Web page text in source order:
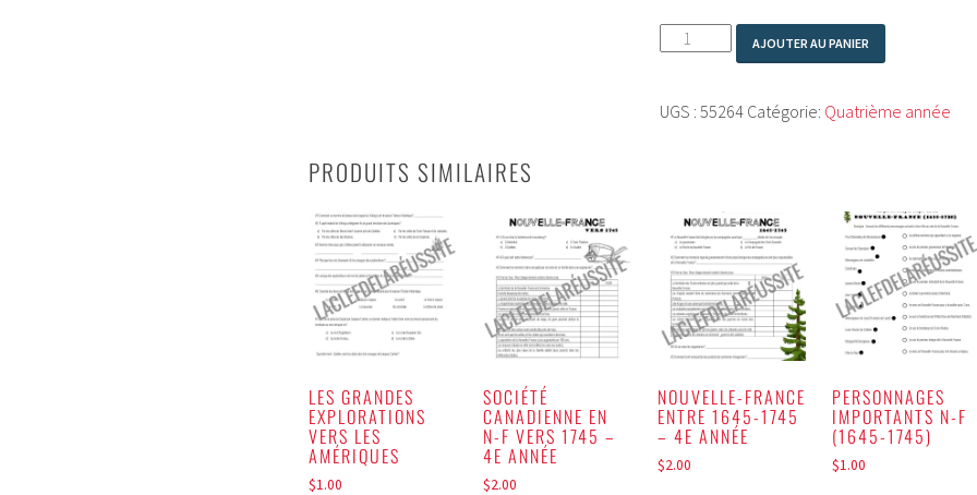
quantité
vie
AJOUTER AU PANIER
UGS : 55264 Catégorie: Quatrième année
PRODUITS SIMILAIRES
LES GRANDES
EXPLORATIONS
VERS LES
AMÉRIQUES
$1.00
SOCIÉTÉ
CANADIENNE EN
N-F VERS 1745 –
4E ANNÉE
$2.00
NOUVELLE-FRANCE
ENTRE 1645-1745
– 4E ANNÉE
$2.00
PERSONNAGES
IMPORTANTS N-F
(1645-1745)
$1.00